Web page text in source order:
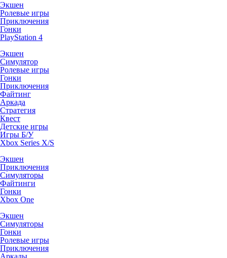
Экшен
Ролевые игры
Приключения
Гонки
PlayStation 4
Экшен
Симулятор
Ролевые игры
Гонки
Приключения
Файтинг
Аркада
Стратегия
Квест
Детские игры
Игры Б/У
Xbox Series X/S
Экшен
Приключения
Симуляторы
Файтинги
Гонки
Xbox One
Экшен
Симуляторы
Гонки
Ролевые игры
Приключения
Аркады